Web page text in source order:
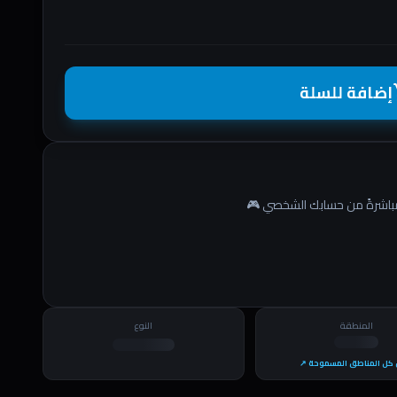
إضافة للسلة
المنطقة
المناطق المسموحة ↗
النوع